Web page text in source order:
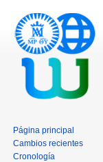
Página principal
Cambios recientes
Cronología